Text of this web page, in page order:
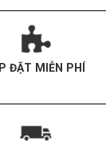
ĐẶT MIỄN PHÍ